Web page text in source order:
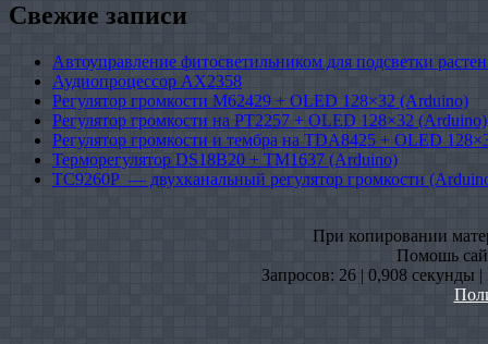
Свежие записи
Автоуправление фитосветильником для подсветки
Аудиопроцессор AX2358
Регулятор громкости M62429 + OLED 128×32 (Arduino)
Регулятор громкости на PT2257 + OLED 128×32 (Arduino)
Регулятор громкости и тембра на TDA8425 + OLED
Терморегулятор DS18B20 + TM1637 (Arduino)
TC9260P — двухканальный регулятор громкости
При копировании
Помошь
Запросов: 26 | 0,908 секунды